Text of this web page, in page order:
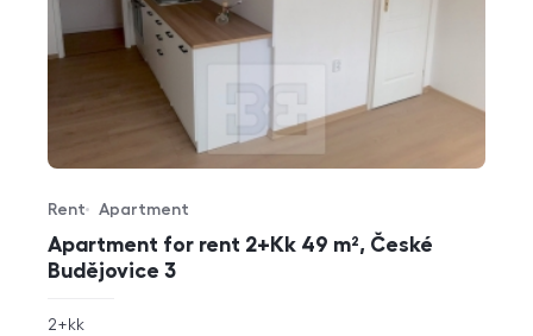
Apartment for rent 2+Kk 49 m², České
Budějovice 3
Offer type
Rent
Property type
Apartment
rozměry
2+kk